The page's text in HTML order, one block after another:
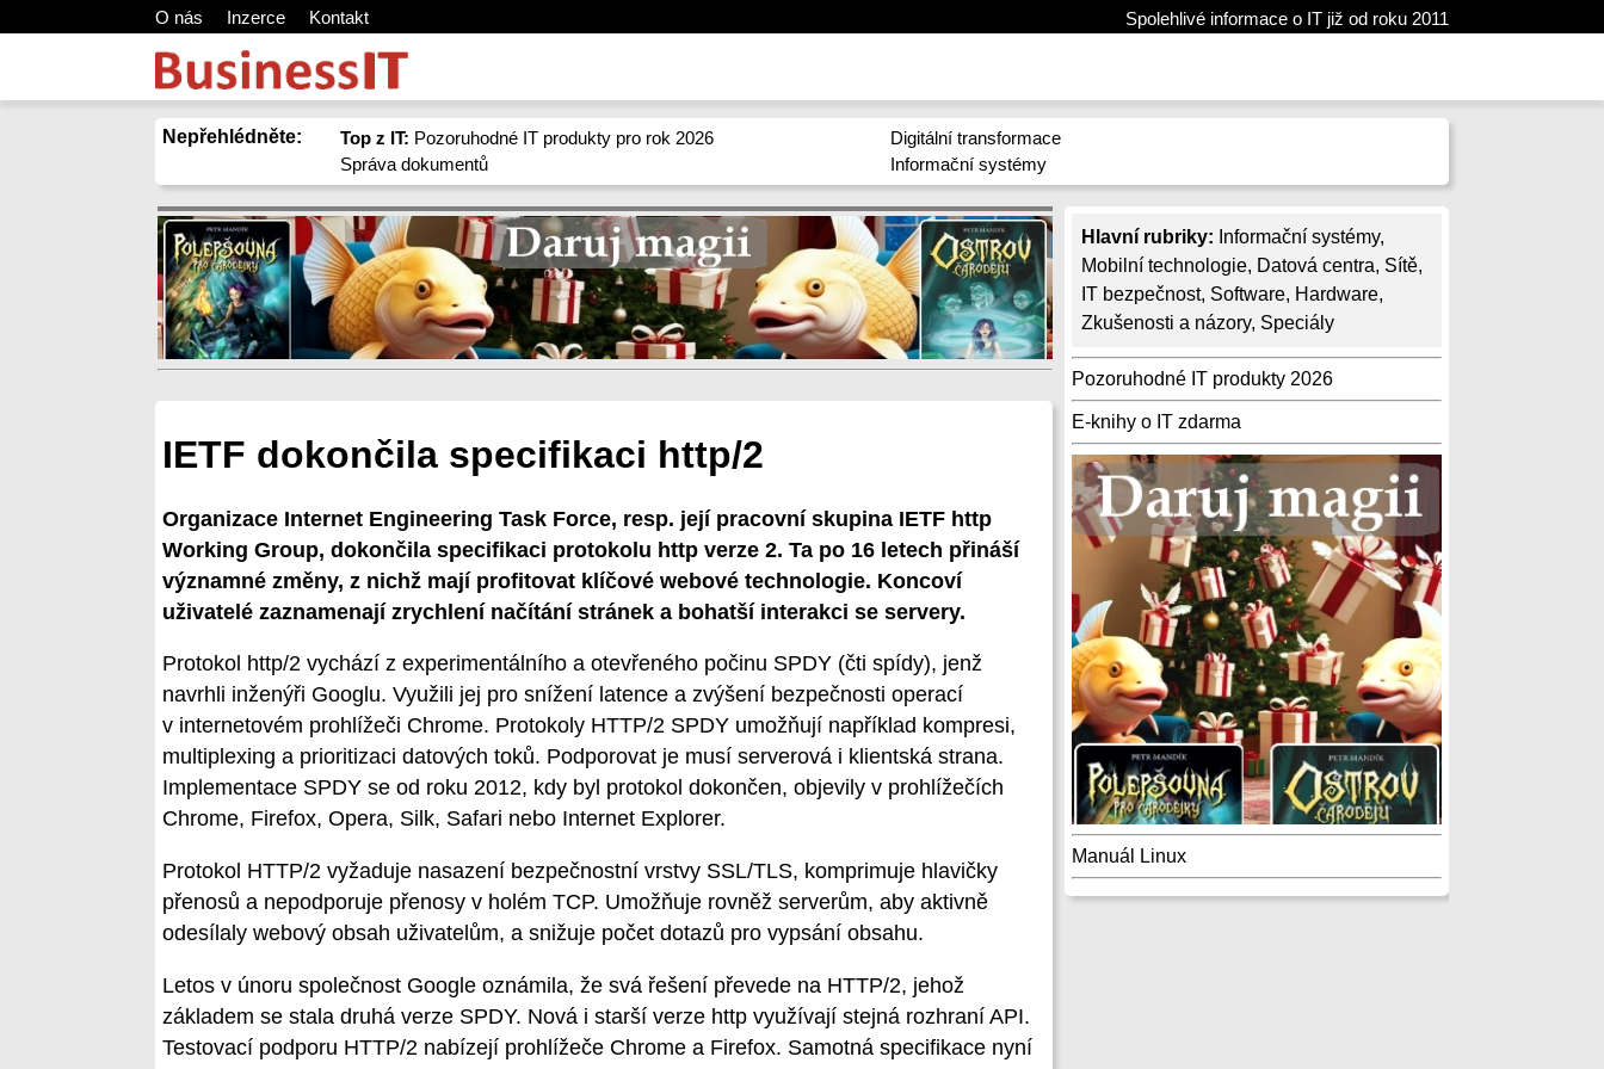
O nás Inzerce Kontakt Spolehlivé informace o IT již od roku 2011
Nepřehlédněte: Top z IT: Pozoruhodné IT produkty pro rok 2026
Správa dokumentů
Digitální transformace
Informační systémy
Hlavní rubriky: Informační systémy,
Mobilní technologie, Datová centra, Sítě,
IT bezpečnost, Software, Hardware,
Zkušenosti a názory, Speciály
Pozoruhodné IT produkty 2026
E-knihy o IT zdarma
Manuál Linux
IETF dokončila specifikaci http/2
Organizace Internet Engineering Task Force, resp. její pracovní skupina IETF http
Working Group, dokončila specifikaci protokolu http verze 2. Ta po 16 letech přináší
významné změny, z nichž mají profitovat klíčové webové technologie. Koncoví
uživatelé zaznamenají zrychlení načítání stránek a bohatší interakci se servery.
Protokol http/2 vychází z experimentálního a otevřeného počinu SPDY (čti spídy), jenž
navrhli inženýři Googlu. Využili jej pro snížení latence a zvýšení bezpečnosti operací
v internetovém prohlížeči Chrome. Protokoly HTTP/2 SPDY umožňují například kompresi,
multiplexing a prioritizaci datových toků. Podporovat je musí serverová i klientská strana.
Implementace SPDY se od roku 2012, kdy byl protokol dokončen, objevily v prohlížečích
Chrome, Firefox, Opera, Silk, Safari nebo Internet Explorer.
Protokol HTTP/2 vyžaduje nasazení bezpečnostní vrstvy SSL/TLS, komprimuje hlavičky
přenosů a nepodporuje přenosy v holém TCP. Umožňuje rovněž serverům, aby aktivně
odesílaly webový obsah uživatelům, a snižuje počet dotazů pro vypsání obsahu.
Letos v únoru společnost Google oznámila, že svá řešení převede na HTTP/2, jehož
základem se stala druhá verze SPDY. Nová i starší verze http využívají stejná rozhraní API.
Testovací podporu HTTP/2 nabízejí prohlížeče Chrome a Firefox. Samotná specifikace nyní